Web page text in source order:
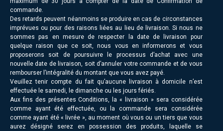
commande.
Des retards peuvent néanmoins se produire en cas de circonstances
imprévues ou pour des raisons liées au lieu de livraison. Si nous ne
sommes pas en mesure de respecter la date de livraison pour
quelque raison que ce soit, nous vous en informerons et vous
proposerons soit de poursuivre le processus d’achat avec une
nouvelle date de livraison, soit d’annuler votre commande et de vous
rembourser l’intégralité du montant que vous avez payé.
Veuillez tenir compte du fait qu’aucune livraison à domicile n’est
effectuée le samedi, le dimanche ou les jours fériés.
Aux fins des présentes Conditions, la « livraison » sera considérée
comme ayant été effectuée, ou la commande sera considérée
comme ayant été « livrée », au moment où vous ou un tiers que vous
aurez désigné serez en possession des produits, laquelle se